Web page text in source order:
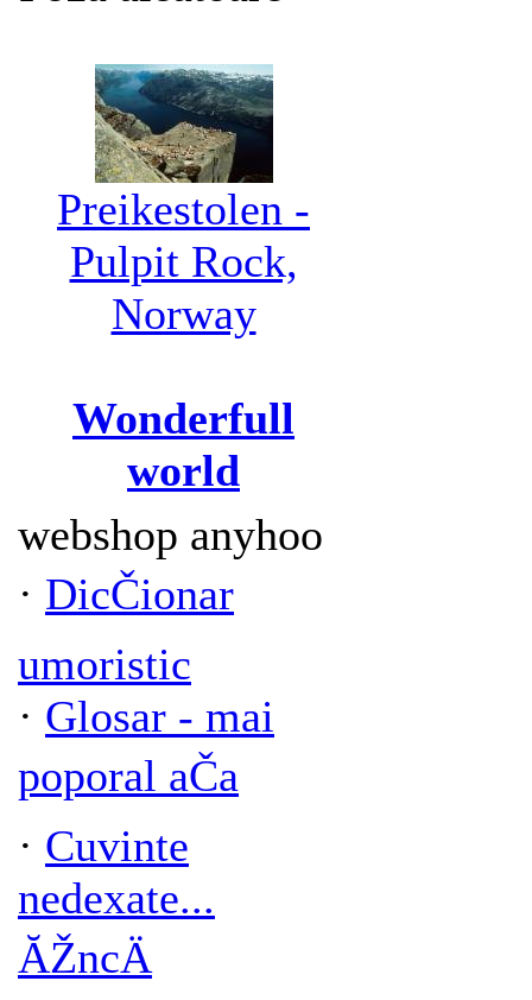
Preikestolen -
Pulpit Rock,
Norway
Wonderfull
world
webshop anyhoo
· DicČionar
umoristic
· Glosar - mai
poporal aČa
· Cuvinte
nedexate...
ĂŽncÄ